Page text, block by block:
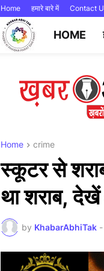
Home हमारे बारे में Contact
HOME
Home crime
स्कूटर से
था शराब, देखें
by KhabarAbhiTak -